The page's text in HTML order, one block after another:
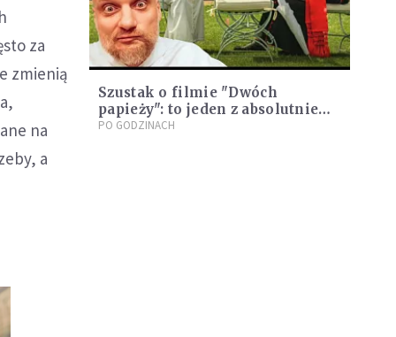
za
zmienią
na
a
Szustak o filmie "Dwóch
papieży": to jeden z absolutnie
najlepszych filmów o
PO GODZINACH